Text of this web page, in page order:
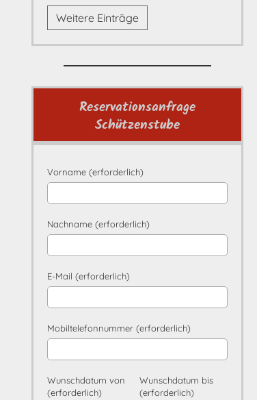
Weitere Einträge
Reservationsanfrage
Schützenstube
Vorname (erforderlich)
Nachname (erforderlich)
E-Mail (erforderlich)
Mobiltelefonnummer (erforderlich)
Wunschdatum von
(erforderlich)
Wunschdatum bis
(erforderlich)